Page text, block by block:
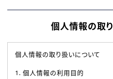
個人情報の取
個人情報の取り扱いについて
1. 個人情報の利用目的